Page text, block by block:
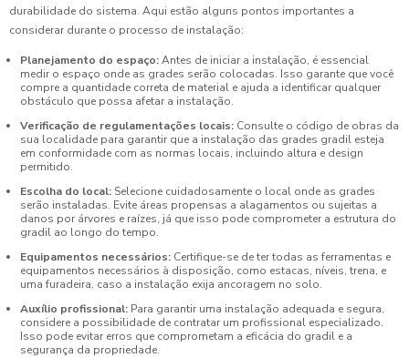
durabilidade do sistema. Aqui estão alguns pontos importantes a
considerar durante o processo de instalação:
Planejamento do espaço:Antes de iniciar a instalação, é essencial
medir o espaço onde as grades serão colocadas. Isso garante que você
compre a quantidade correta de material e ajuda a identificar qualquer
obstáculo que possa afetar a instalação.
Verificação de regulamentações locais: Consulte o código de obras da
sua localidade para garantir que a instalação das grades gradil esteja
em conformidade com as normas locais, incluindo altura e design
permitido.
Escolha do local: Selecione cuidadosamente o local onde as grades
serão instaladas. Evite áreas propensas a alagamentos ou sujeitas a
danos por árvores e raízes, já que isso pode comprometer a estrutura do
gradil ao longo do tempo.
Equipamentos necessários: Certifique-se de ter todas as ferramentas e
equipamentos necessários à disposição, como estacas, níveis, trena, e
uma furadeira, caso a instalação exija ancoragem no solo.
Auxílio profissional: Para garantir uma instalação adequada e segura,
considere a possibilidade de contratar um profissional especializado.
Isso pode evitar erros que comprometam a eficácia do gradil e a
segurança da propriedade.